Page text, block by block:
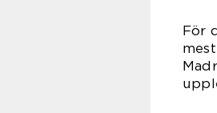
För